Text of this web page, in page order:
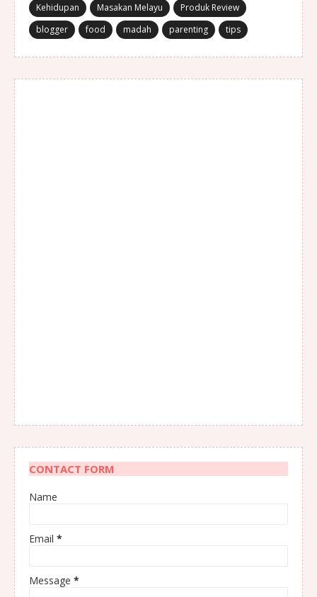
Kehidupan
Masakan Melayu
Produk Review
blogger
food madah parenting tips
CONTACT FORM
Name
Email *
Message *